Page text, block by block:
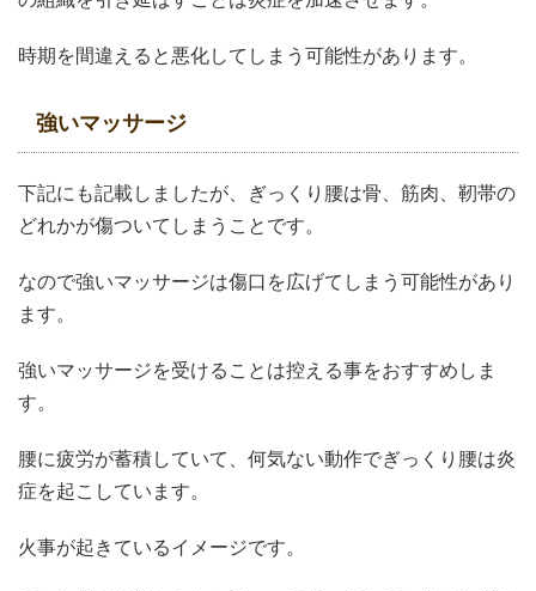
時期を間違えると悪化してしまう可能性があります。
強いマッサージ
下記にも記載しましたが、ぎっくり腰は骨、筋肉、靭帯の
どれかが傷ついてしまうことです。
なので強いマッサージは傷口を広げてしまう可能性があり
ます。
強いマッサージを受けることは控える事をおすすめしま
す。
腰に疲労が蓄積していて、何気ない動作でぎっくり腰は炎
症を起こしています。
火事が起きているイメージです。